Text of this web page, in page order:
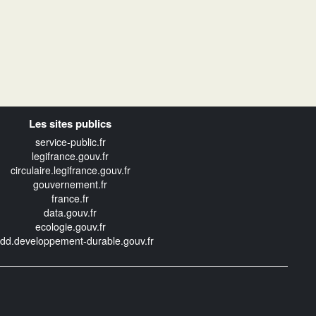
Les sites publics
service-public.fr
legifrance.gouv.fr
circulaire.legifrance.gouv.fr
gouvernement.fr
france.fr
data.gouv.fr
ecologie.gouv.fr
durable.gouv.fr